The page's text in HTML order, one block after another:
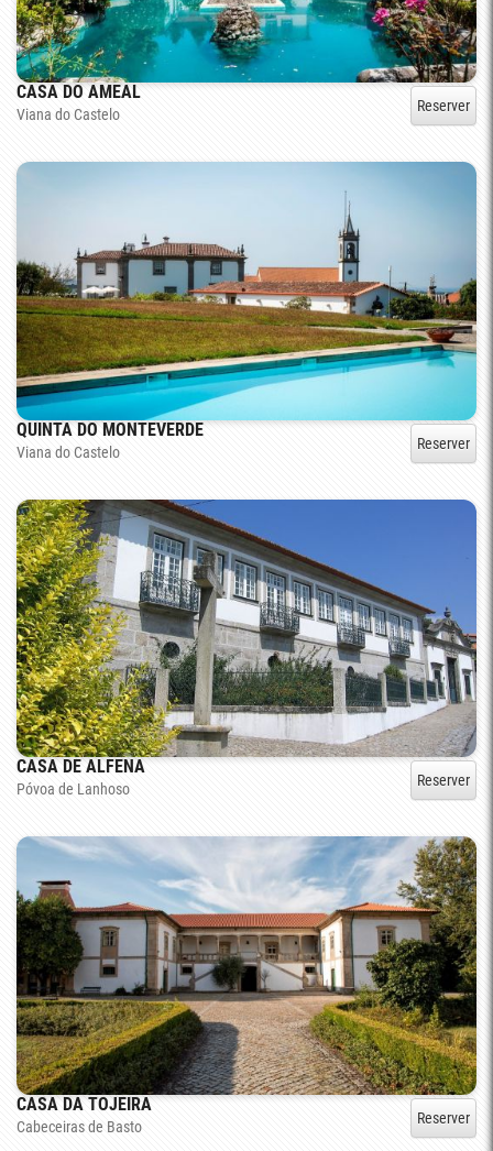
CASA DO AMEAL
Viana do Castelo Reserver
QUINTA DO MONTEVERDE
Viana do Castelo Reserver
CASA DE ALFENA
Póvoa de Lanhoso Reserver
CASA DA TOJEIRA
Cabeceiras de Basto Reserver